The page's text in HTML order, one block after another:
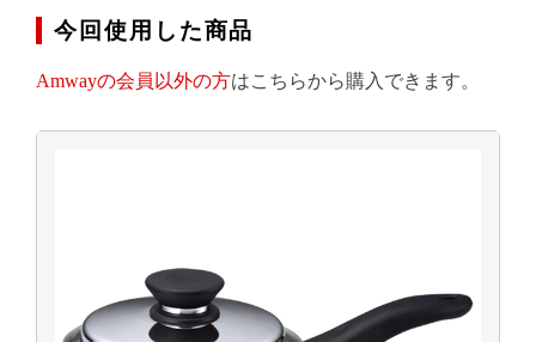
今回使用した商品
Amwayの会員以外の方はこちらから購入できます。